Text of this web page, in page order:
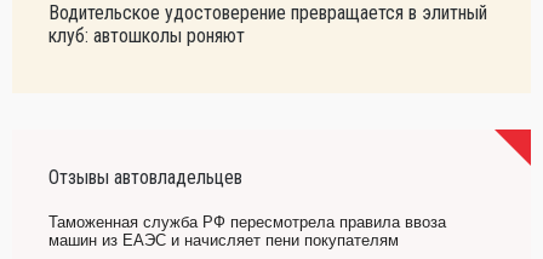
Водительское удостоверение превращается в элитный
клуб: автошколы роняют
Отзывы автовладельцев
Таможенная служба РФ пересмотрела правила ввоза
машин из ЕАЭС и начисляет пени покупателям